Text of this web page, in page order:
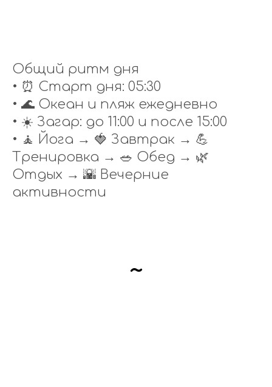
Общий ритм дня
• ⏰ Старт дня: 05:30
• 🌊 Океан и пляж ежедневно
• ☀️ Загар: до 11:00 и после 15:00
• 🧘 Йога → 🍓 Завтрак → 💪
Тренировка → 🥗 Обед → 🌿
Отдых → 🌇 Вечерние
активности
~